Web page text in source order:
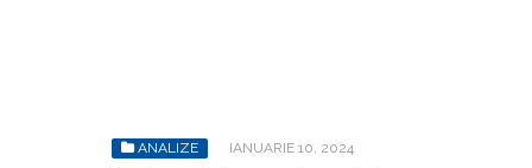
ANALIZE IANUARIE 10, 2024